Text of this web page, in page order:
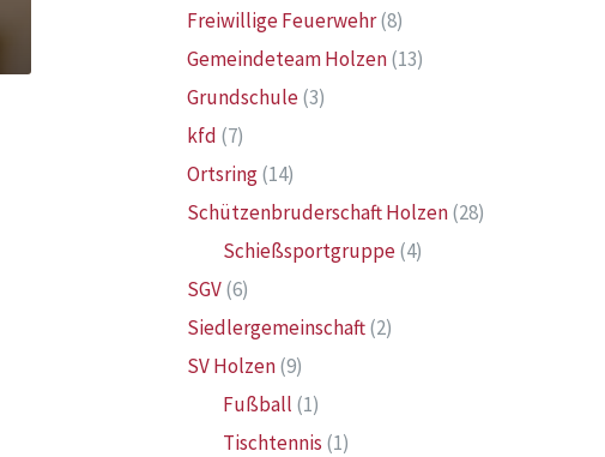
Freiwillige Feuerwehr(8)
Gemeindeteam Holzen(13)
Grundschule(3)
kfd (7)
Ortsring(14)
Schützenbruderschaft Holzen(28)
Schießsportgruppe(4)
SGV(6)
Siedlergemeinschaft(2)
SV Holzen(9)
Fußball (1)
Tischtennis (1)